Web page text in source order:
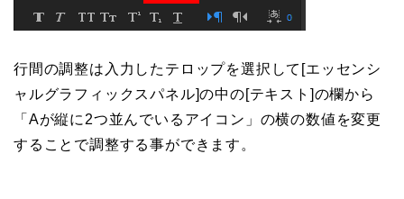
行間の調整は入力したテロップを選択して[エッセンシ
ャルグラフィックスパネル]の中の[テキスト]の欄から
「Aが縦に2つ並んでいるアイコン」の横の数値を変更
することで調整する事ができます。